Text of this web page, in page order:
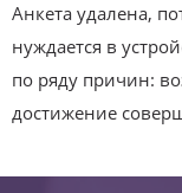
Анкета удалена,
нуждается в
по ряду причин:
достижение